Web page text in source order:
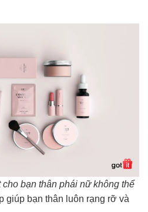
bạn thân phái nữ không thể
giúp bạn thân luôn rạng rỡ và